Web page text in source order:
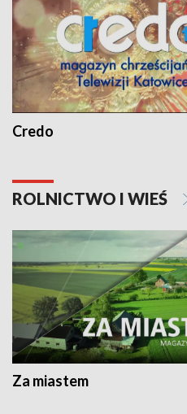
Credo
ROLNICTWO I WIEŚ
Za miastem